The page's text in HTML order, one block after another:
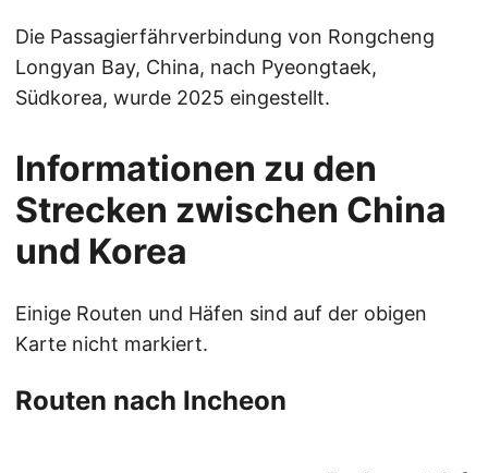
Die Passagierfährverbindung von Rongcheng
Longyan Bay, China, nach Pyeongtaek,
Südkorea, wurde 2025 eingestellt.
Informationen zu den
Strecken zwischen China
und Korea
Einige Routen und Häfen sind auf der obigen
Karte nicht markiert.
Routen nach Incheon